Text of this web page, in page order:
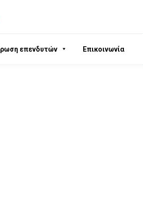
επενδυτών Επικοινωνία